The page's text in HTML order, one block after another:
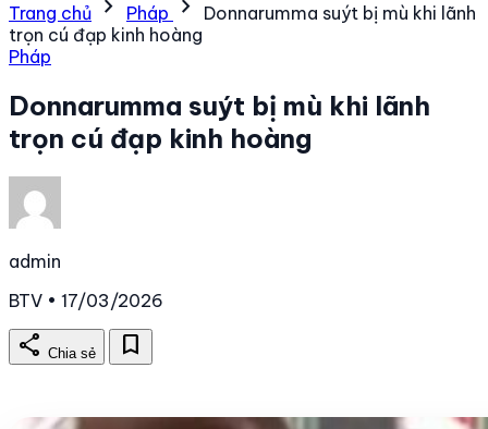
Trang chủ chevron_right Pháp chevron_right
Donnarumma suýt bị mù khi lãnh
trọn cú đạp kinh hoàng
Pháp
Donnarumma suýt bị mù khi lãnh
trọn cú đạp kinh hoàng
admin
BTV • 17/03/2026
share Chia sẻ bookmark